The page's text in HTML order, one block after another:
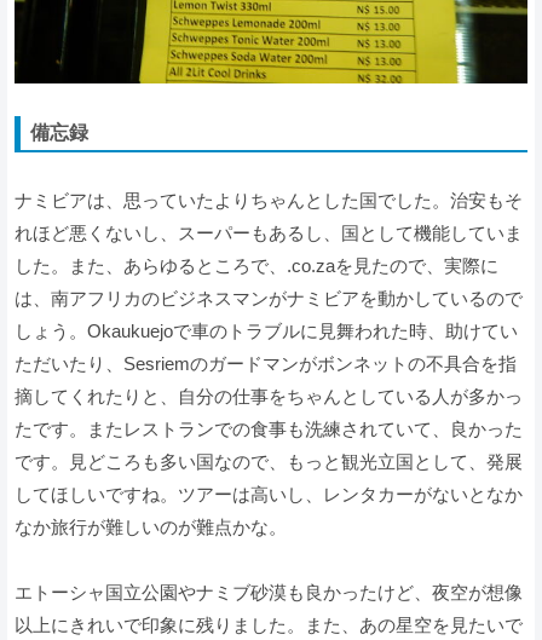
備忘録
ナミビアは、思っていたよりちゃんとした国でした。治安もそ
れほど悪くないし、スーパーもあるし、国として機能していま
した。また、あらゆるところで、.co.zaを見たので、実際に
は、南アフリカのビジネスマンがナミビアを動かしているので
しょう。Okaukuejoで車のトラブルに見舞われた時、助けてい
ただいたり、Sesriemのガードマンがボンネットの不具合を指
摘してくれたりと、自分の仕事をちゃんとしている人が多かっ
たです。またレストランでの食事も洗練されていて、良かった
です。見どころも多い国なので、もっと観光立国として、発展
してほしいですね。ツアーは高いし、レンタカーがないとなか
なか旅行が難しいのが難点かな。
エトーシャ国立公園やナミブ砂漠も良かったけど、夜空が想像
以上にきれいで印象に残りました。また、あの星空を見たいで